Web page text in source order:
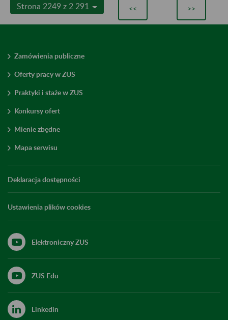
Strona 2249 z 2 291 << >>
Zamówienia publiczne
Oferty pracy w ZUS
Praktyki i staże w ZUS
Konkursy ofert
Mienie zbędne
Mapa serwisu
Deklaracja dostępności
Ustawienia plików cookies
Elektroniczny ZUS
ZUS Edu
Linkedin